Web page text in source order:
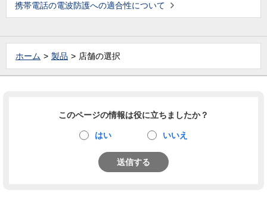
携帯電話の電波防護への適合性について
ホーム 製品 店舗の選択
このページの情報は役に立ちましたか？
はい いいえ
送信する